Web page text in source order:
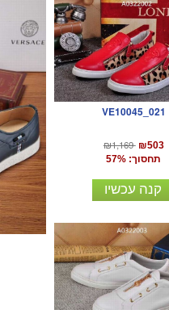
VE10045_021
₪1,169 ₪503
תחסוך: 57%
קנה עכשיו